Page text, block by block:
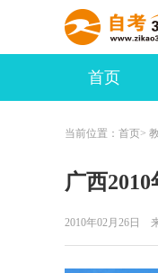
首页
当前位置： 首页>
广西
2010年02月26日